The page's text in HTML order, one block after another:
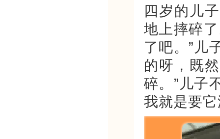
四岁的儿
地上摔碎
了吧。”儿
的呀，既
碎。”儿子
我就是要